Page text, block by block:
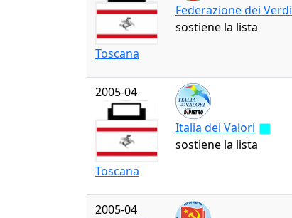
Toscana
Federazione dei Verdi
sostiene la lista
2005-04
Toscana
Italia dei Valori
sostiene la lista
2005-04